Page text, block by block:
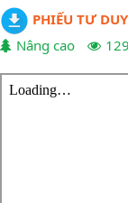
PHIẾU TƯ
Nâng cao